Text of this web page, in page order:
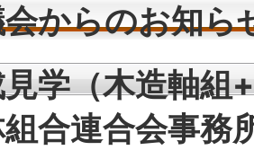
からのお知ら
学（木造軸組
合連合会事務